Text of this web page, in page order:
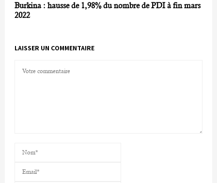
Burkina : hausse de 1,98% du nombre de PDI à fin mars
2022
LAISSER UN COMMENTAIRE